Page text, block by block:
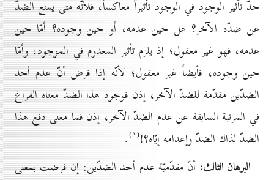
حدّ تأثير الوجود في الوجود تأثيراً معاكساً، فلأنّه متى يمنع الضدّ
عن ضدّه الآخر؟ هل حين عدمه، أو حين وجوده؟ أمّا حين
عدمه، فهو غير معقول؛ إذ يلزم تأثير المعدوم في الموجود، وأمّا
حين وجوده، فأيضاً غير معقول؛ لأنّه إذا فرض أنّ عدم أحد
الضدّين مقدّمة للضدّ الآخر، إذن فوجود هذا الضدّ معناه الفراغ
في المرتبة السابقة عن عدم الضدّ الآخر، إذن فما معنى دفع هذا
الضدّ لذاك الضدّ وإعدامه إيّاه؟!(۱) .
البرهان الثالث: أنّ مقدّميّة عدم أحد الضدّين: إن فرضت بمعنى